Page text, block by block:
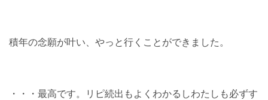
積年の念願が叶い、やっと行くことができました。
・・・最高です。リピ続出もよくわかるしわたしも必ずす